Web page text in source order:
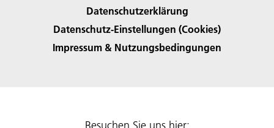
Datenschutzerklärung
Datenschutz-Einstellungen (Cookies)
Impressum & Nutzungsbedingungen